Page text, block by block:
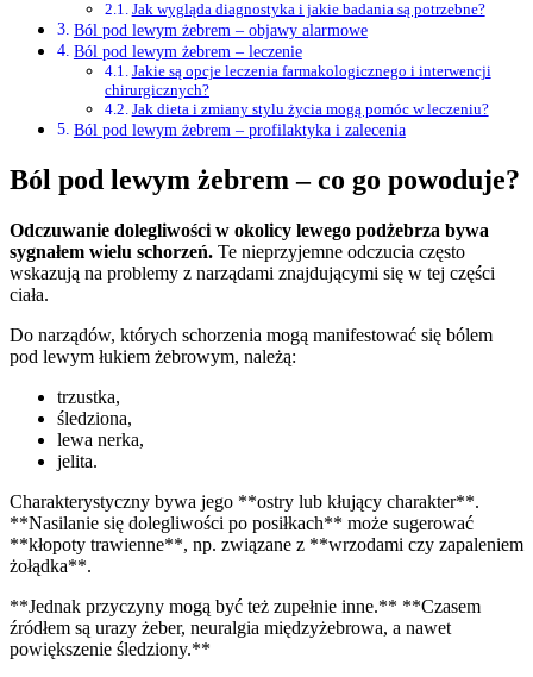
Jak wygląda diagnostyka i jakie badania są potrzebne?
Ból pod lewym żebrem – objawy alarmowe
Ból pod lewym żebrem – leczenie
Jakie są opcje leczenia farmakologicznego i interwencji
chirurgicznych?
Jak dieta i zmiany stylu życia mogą pomóc w leczeniu?
Ból pod lewym żebrem – profilaktyka i zalecenia
Ból pod lewym żebrem – co go powoduje?
Odczuwanie dolegliwości w okolicy lewego podżebrza bywa
sygnałem wielu schorzeń. Te nieprzyjemne odczucia często
wskazują na problemy z narządami znajdującymi się w tej części
ciała.
Do narządów, których schorzenia mogą manifestować się bólem
pod lewym łukiem żebrowym, należą:
trzustka,
śledziona,
lewa nerka,
jelita.
Charakterystyczny bywa jego **ostry lub kłujący charakter**.
**Nasilanie się dolegliwości po posiłkach** może sugerować
**kłopoty trawienne**, np. związane z **wrzodami czy zapaleniem
żołądka**.
**Jednak przyczyny mogą być też zupełnie inne.** **Czasem
źródłem są urazy żeber, neuralgia międzyżebrowa, a nawet
powiększenie śledziony.**